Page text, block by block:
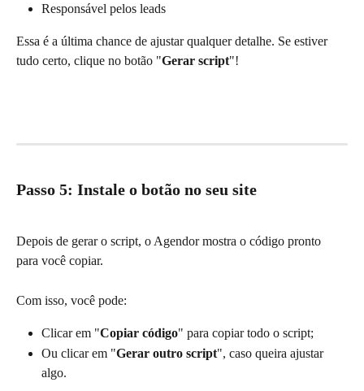
Responsável pelos leads
Essa é a última chance de ajustar qualquer detalhe. Se estiver
tudo certo, clique no botão "Gerar script"!
Passo 5: Instale o botão no seu site
Depois de gerar o script, o Agendor mostra o código pronto
para você copiar.
Com isso, você pode:
Clicar em "Copiar código" para copiar todo o script;
Ou clicar em "Gerar outro script", caso queira ajustar
algo.